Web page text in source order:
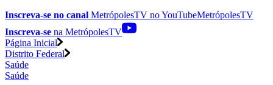
Inscreva-se no canal MetrópolesTV noYouTubeMetrópolesTV
Inscreva-se na MetrópolesTV
Página Inicial
Distrito Federal
Saúde
Saúde